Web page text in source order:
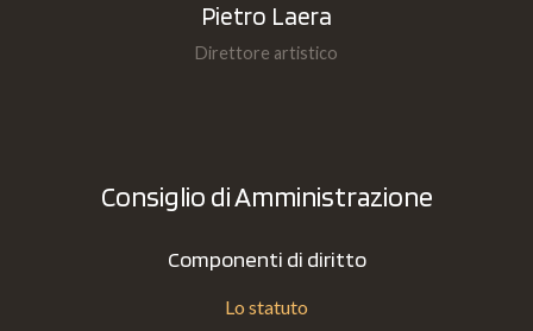
Pietro Laera
Direttore artistico
Consiglio di Amministrazione
Componenti di diritto
Lo statuto